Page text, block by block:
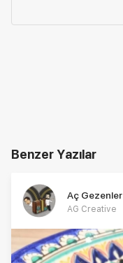
Benzer Yazılar
Aç Gezenler
AG Creative